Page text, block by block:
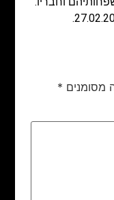
מסומנים *